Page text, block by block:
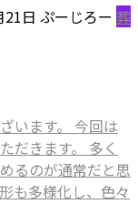
21日 ぷーじろー 葬
います。 今回は
だきます。 多く
るのが通常だと思
も多様化し、色々